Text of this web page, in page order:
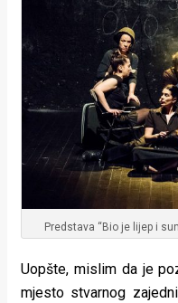
Predstava “Bio je lijep i
Uopšte, mislim da je
mjesto stvarnog